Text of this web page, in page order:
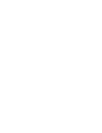
+7 925